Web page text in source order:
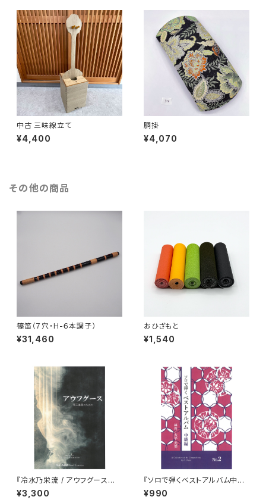
中古 三味線立て
¥4,400
胴掛
¥4,070
その他の商品
篠笛（７穴・H-６本調子）
¥31,460
おひざもと
¥1,540
『冷水乃栄流 / アウフグース
箏三重奏のための』五線譜＋縦
譜版
¥3,300
『ソロで弾くベストアルバム中級
編 No.2』
¥990